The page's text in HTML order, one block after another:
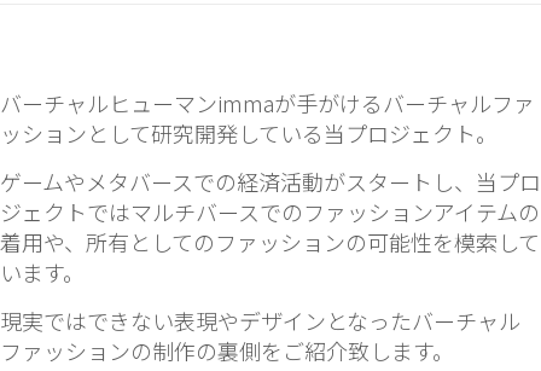
バーチャルヒューマンimmaが手がけるバーチャルファ
ッションとして研究開発している当プロジェクト。
ゲームやメタバースでの経済活動がスタートし、当プロ
ジェクトではマルチバースでのファッションアイテムの
着用や、所有としてのファッションの可能性を模索して
います。
現実ではできない表現やデザインとなったバーチャル
ファッションの制作の裏側をご紹介致します。